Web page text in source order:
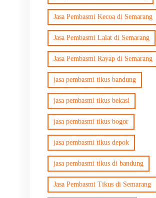
Jasa Pembasmi Kecoa di Semarang
Jasa Pembasmi Lalat di Semarang
Jasa Pembasmi Rayap di Semarang
jasa pembasmi tikus bandung
jasa pembasmi tikus bekasi
jasa pembasmi tikus bogor
jasa pembasmi tikus depok
jasa pembasmi tikus di bandung
Jasa Pembasmi Tikus di Semarang